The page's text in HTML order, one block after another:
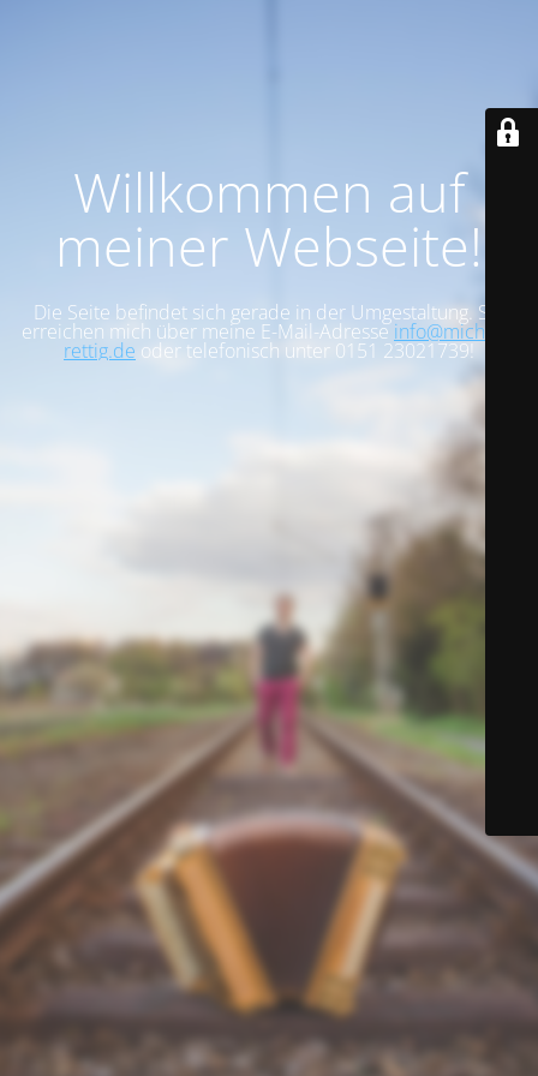
Willkommen auf
meiner Webseite!
Die Seite befindet sich gerade in der Umgestaltung. Sie
erreichen mich über meine E-Mail-Adresseinfo@michael-
rettig.de oder telefonisch unter 0151 23021739!